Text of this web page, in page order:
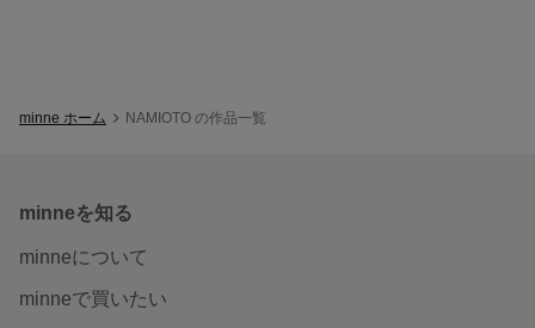
minne ホーム NAMIOTO の作品一覧
minneを知る
minneについて
minneで買いたい